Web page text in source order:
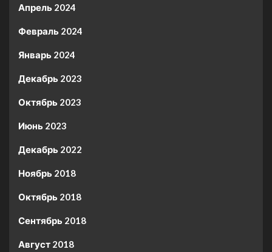
Апрель 2024
Февраль 2024
Январь 2024
Декабрь 2023
Октябрь 2023
Июнь 2023
Декабрь 2022
Ноябрь 2018
Октябрь 2018
Сентябрь 2018
Август 2018